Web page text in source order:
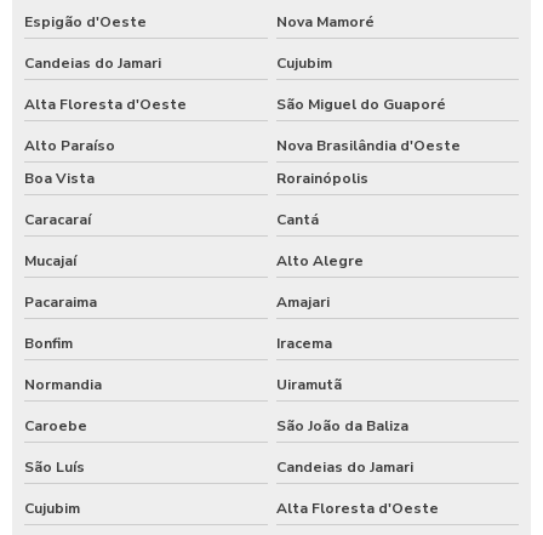
Espigão d'Oeste Nova Mamoré
Candeias do Jamari Cujubim
Alta Floresta d'Oeste São Miguel do Guaporé
Alto Paraíso
Nova Brasilândia d'Oeste
Boa Vista
Rorainópolis
Caracaraí Cantá
Mucajaí Alto Alegre
Pacaraima Amajari
Bonfim Iracema
Normandia Uiramutã
Caroebe São João da Baliza
São Luís Candeias do Jamari
Cujubim Alta Floresta d'Oeste